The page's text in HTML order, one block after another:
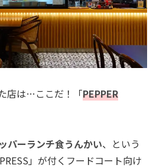
店は…ここだ！「PEPPER
パーランチ食うんかい、という
」が付くフードコート向け